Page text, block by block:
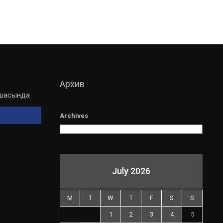
Архив
Archives
July 2026
M T W T F S S
1 2 3 4 5